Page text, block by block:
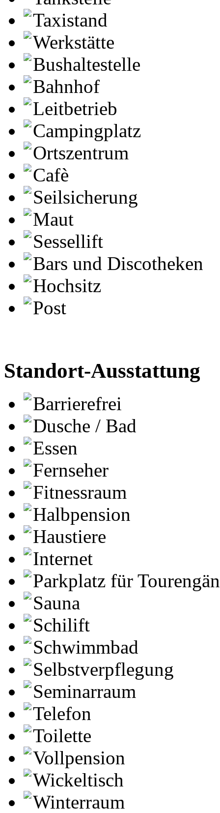
Taxistand
Werkstätte
Bushaltestelle
Bahnhof
Leitbetrieb
Campingplatz
Ortszentrum
Cafè
Seilsicherung
Maut
Sessellift
Bars und Discotheken
Hochsitz
Post
Standort-Ausstattung
Barrierefrei
Dusche / Bad
Essen
Fernseher
Fitnessraum
Halbpension
Haustiere
Internet
Parkplatz für
Sauna
Schilift
Schwimmbad
Selbstverpflegung
Seminarraum
Telefon
Toilette
Vollpension
Wickeltisch
Winterraum